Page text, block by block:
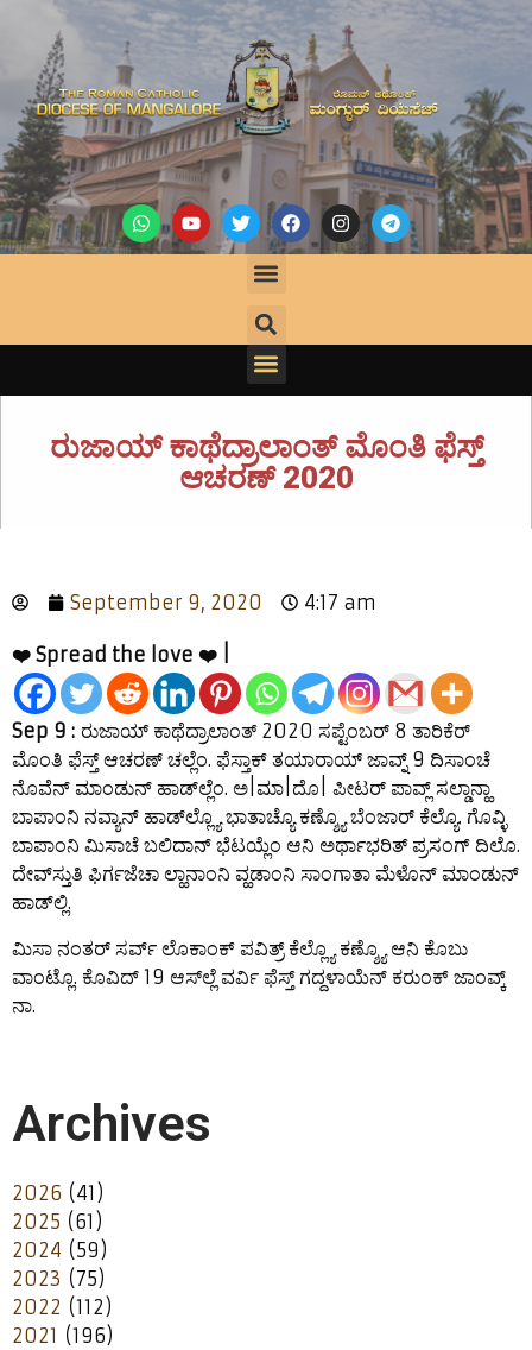
ರುಜಾಯ್ ಕಾಥೆದ್ರಾಲಾಂತ್ ಮೊಂತಿ ಫೆಸ್ತ್
ಆಚರಣ್ 2020
September 9, 2020 4:17 am
❤️ Spread the love ❤️ |
Sep 9 : ರುಜಾಯ್ ಕಾಥೆದ್ರಾಲಾಂತ್ 2020 ಸಪ್ಟೆಂಬರ್ 8 ತಾರಿಕೆರ್
ಮೊಂತಿ ಫೆಸ್ತ್ ಆಚರಣ್ ಚಲ್ಲೆಂ. ಫೆಸ್ತಾಕ್ ತಯಾರಾಯ್ ಜಾವ್ನ್ 9 ದಿಸಾಂಚೆ
ನೊವೆನ್ ಮಾಂಡುನ್ ಹಾಡ್‍ಲ್ಲೆಂ. ಅ|ಮಾ|ದೊ| ಪೀಟರ್ ಪಾವ್ಲ್ ಸಲ್ಡಾನ್ಹಾ
ಬಾಪಾಂನಿ ನವ್ಯಾನ್ ಹಾಡ್‍ಲ್ಲ್ಯೊ ಭಾತಾಚ್ಯೊ ಕಣ್ಶ್ಯೊ ಬೆಂಜಾರ್ ಕೆಲ್ಯೊ. ಗೊವ್ಳಿ
ಬಾಪಾಂನಿ ಮಿಸಾಚೆ ಬಲಿದಾನ್ ಭೆಟಯ್ಲೆಂ ಆನಿ ಅರ್ಥಾಭರಿತ್ ಪ್ರಸಂಗ್ ದಿಲೊ.
ದೇವ್‍ಸ್ತುತಿ ಫಿರ್ಗಜೆಚಾ ಲ್ಹಾನಾಂನಿ ವ್ಹಡಾಂನಿ ಸಾಂಗಾತಾ ಮೆಳೊನ್ ಮಾಂಡುನ್
ಹಾಡ್‍ಲ್ಲಿ.
ಮಿಸಾ ನಂತರ್ ಸರ್ವ್ ಲೊಕಾಂಕ್ ಪವಿತ್ರ್ ಕೆಲ್ಲ್ಯೊ ಕಣ್ಶ್ಯೊ ಆನಿ ಕೊಬು
ವಾಂಟ್ಲೊ. ಕೊವಿದ್ 19 ಆಸ್‍ಲ್ಲೆ ವರ್ವಿ ಫೆಸ್ತ್ ಗದ್ದಳಾಯೆನ್ ಕರುಂಕ್ ಜಾಂವ್ಕ್
ನಾ.
Archives
2026 (41)
2025 (61)
2024 (59)
2023 (75)
2022 (112)
2021 (196)